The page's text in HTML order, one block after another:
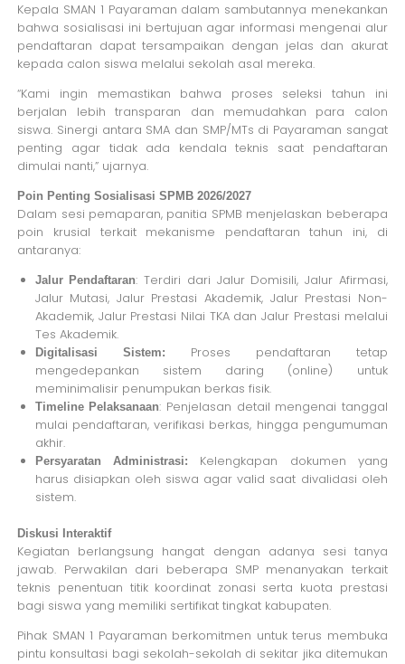
Kepala SMAN 1 Payaraman dalam sambutannya menekankan
bahwa sosialisasi ini bertujuan agar informasi mengenai alur
pendaftaran dapat tersampaikan dengan jelas dan akurat
kepada calon siswa melalui sekolah asal mereka.
“Kami ingin memastikan bahwa proses seleksi tahun ini
berjalan lebih transparan dan memudahkan para calon
siswa. Sinergi antara SMA dan SMP/MTs di Payaraman sangat
penting agar tidak ada kendala teknis saat pendaftaran
dimulai nanti,” ujarnya.
Poin Penting Sosialisasi SPMB 2026/2027
Dalam sesi pemaparan, panitia SPMB menjelaskan beberapa
poin krusial terkait mekanisme pendaftaran tahun ini, di
antaranya:
Jalur Pendaftaran: Terdiri dari Jalur Domisili, Jalur Afirmasi,
Jalur Mutasi, Jalur Prestasi Akademik, Jalur Prestasi Non-
Akademik, Jalur Prestasi Nilai TKA dan Jalur Prestasi melalui
Tes Akademik.
Digitalisasi Sistem:
Proses pendaftaran tetap
mengedepankan sistem daring (online) untuk
meminimalisir penumpukan berkas fisik.
Timeline Pelaksanaan: Penjelasan detail mengenai tanggal
mulai pendaftaran, verifikasi berkas, hingga pengumuman
akhir.
Persyaratan Administrasi:
Kelengkapan dokumen yang
harus disiapkan oleh siswa agar valid saat divalidasi oleh
sistem.
Diskusi Interaktif
Kegiatan berlangsung hangat dengan adanya sesi tanya
jawab. Perwakilan dari beberapa SMP menanyakan terkait
teknis penentuan titik koordinat zonasi serta kuota prestasi
bagi siswa yang memiliki sertifikat tingkat kabupaten.
Pihak SMAN 1 Payaraman berkomitmen untuk terus membuka
pintu konsultasi bagi sekolah-sekolah di sekitar jika ditemukan